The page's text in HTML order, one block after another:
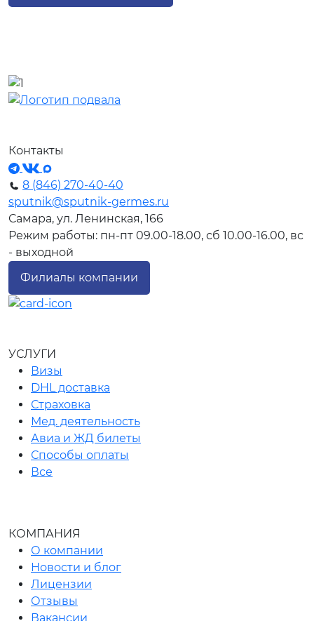
УСЛУГИ
Визы
DHL доставка
Страховка
Мед. деятельность
Авиа и ЖД билеты
Способы оплаты
Все
КОМПАНИЯ
О компании
Новости и блог
Лицензии
Отзывы
Вакансии
Контакты
8 (846) 270-40-40
sputnik@sputnik-germes.ru
Самара, ул. Ленинская, 166
Режим работы: пн-пт 09.00-18.00, сб 10.00-16.00, вс
- выходной
Филиалы компании